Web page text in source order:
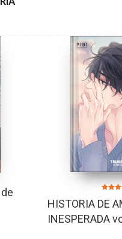
5.00
de 5
HISTORIA DE
INESPERADA